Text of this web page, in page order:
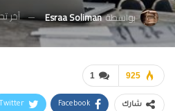
بواسطةEsraa Soliman آخر
1 925
شارك Facebook
Twitter